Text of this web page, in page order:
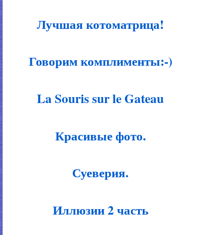
Лучшая котоматрица!
Говорим комплименты:-)
La Souris sur le Gateau
Красивые фото.
Суеверия.
Иллюзии 2 часть